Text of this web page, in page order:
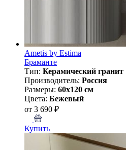
Ametis by Estima
Браманте
Тип: Керамический гранит
Производитель: Россия
Размеры: 60x120 см
Цвета: Бежевый
от 3 690 ₽
Купить